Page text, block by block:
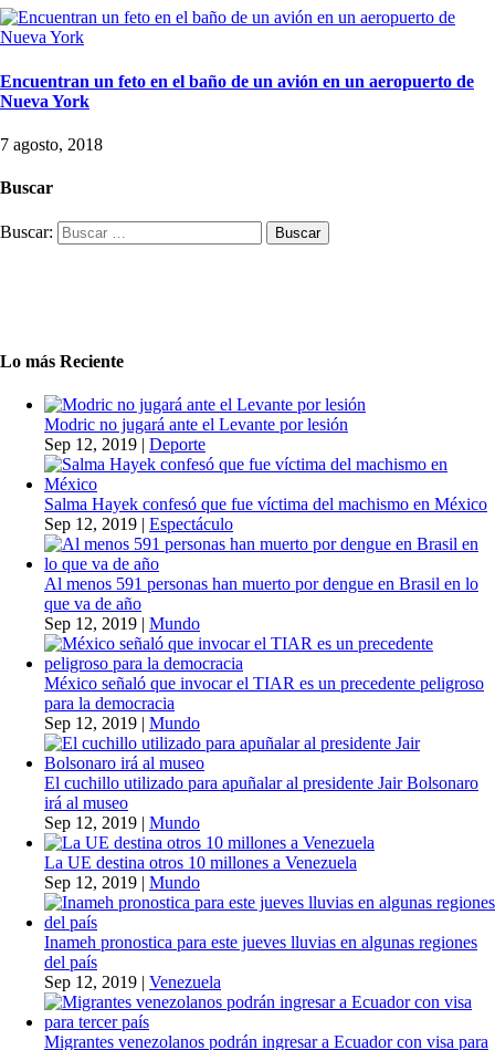
Encuentran un feto en el baño de un avión en un aeropuerto de
Nueva York
7 agosto, 2018
Buscar
Buscar:
Lo más Reciente
Modric no jugará ante el Levante por lesión
Sep 12, 2019 | Deporte
Salma Hayek confesó que fue víctima del machismo en México
Sep 12, 2019 | Espectáculo
Al menos 591 personas han muerto por dengue en Brasil en lo
que va de año
Sep 12, 2019 | Mundo
México señaló que invocar el TIAR es un precedente peligroso
para la democracia
Sep 12, 2019 | Mundo
El cuchillo utilizado para apuñalar al presidente Jair Bolsonaro
irá al museo
Sep 12, 2019 | Mundo
La UE destina otros 10 millones a Venezuela
Sep 12, 2019 | Mundo
Inameh pronostica para este jueves lluvias en algunas regiones
del país
Sep 12, 2019 | Venezuela
Migrantes venezolanos podrán ingresar a Ecuador con visa para